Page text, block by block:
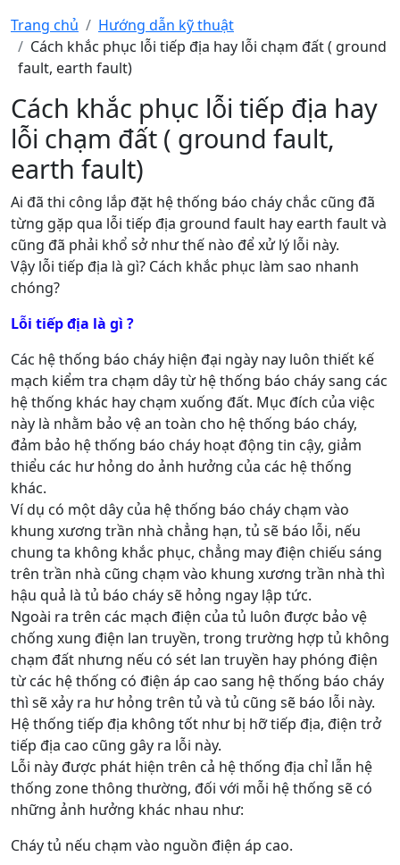
Trang chủ
Hướng dẫn kỹ thuật
Cách khắc phục lỗi tiếp địa hay lỗi chạm đất ( ground
fault, earth fault)
Cách khắc phục lỗi tiếp địa hay
lỗi chạm đất ( ground fault,
earth fault)
Ai đã thi công lắp đặt hệ thống báo cháy chắc cũng đã
từng gặp qua lỗi tiếp địa ground fault hay earth fault và
cũng đã phải khổ sở như thế nào để xử lý lỗi này.
Vậy lỗi tiếp địa là gì? Cách khắc phục làm sao nhanh
chóng?
Lỗi tiếp địa là gì ?
Các hệ thống báo cháy hiện đại ngày nay luôn thiết kế
mạch kiểm tra chạm dây từ hệ thống báo cháy sang các
hệ thống khác hay chạm xuống đất. Mục đích của việc
này là nhằm bảo vệ an toàn cho hệ thống báo cháy,
đảm bảo hệ thống báo cháy hoạt động tin cậy, giảm
thiểu các hư hỏng do ảnh hưởng của các hệ thống
khác.
Ví dụ có một dây của hệ thống báo cháy chạm vào
khung xương trần nhà chẳng hạn, tủ sẽ báo lỗi, nếu
chung ta không khắc phục, chẳng may điện chiếu sáng
trên trần nhà cũng chạm vào khung xương trần nhà thì
hậu quả là tủ báo cháy sẽ hỏng ngay lập tức.
Ngoài ra trên các mạch điện của tủ luôn được bảo vệ
chống xung điện lan truyền, trong trường hợp tủ không
chạm đất nhưng nếu có sét lan truyền hay phóng điện
từ các hệ thống có điện áp cao sang hệ thống báo cháy
thì sẽ xảy ra hư hỏng trên tủ và tủ cũng sẽ báo lỗi này.
Hệ thống tiếp địa không tốt như bị hỡ tiếp địa, điện trở
tiếp địa cao cũng gây ra lỗi này.
Lỗi này được phát hiện trên cả hệ thống địa chỉ lẫn hệ
thống zone thông thường, đối với mỗi hệ thống sẽ có
những ảnh hưởng khác nhau như:
Cháy tủ nếu chạm vào nguồn điện áp cao.